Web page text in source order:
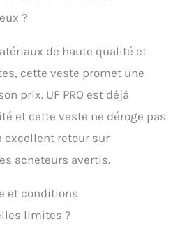
?
de haute qualité et
cette veste promet une
prix. UF PRO est déjà
et cette veste ne déroge pas
excellent retour sur
acheteurs avertis.
et conditions
limites ?